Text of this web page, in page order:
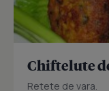
Chiftelute
Retete de vara.